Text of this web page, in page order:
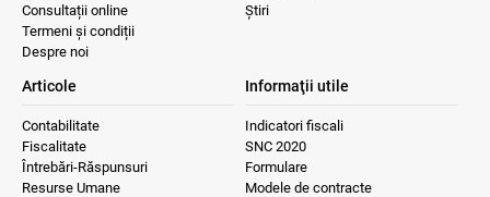
Consultații online
Termeni și condiții
Despre noi
Știri
Articole
Contabilitate
Fiscalitate
Întrebări-Răspunsuri
Resurse Umane
Informaţii utile
Indicatori fiscali
SNC 2020
Formulare
Modele de contracte